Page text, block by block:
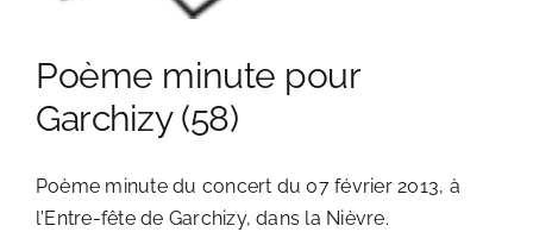
Poème minute pour
Garchizy (58)
Poème minute du concert du 07 février 2013, à
l'Entre-fête de Garchizy, dans la Nièvre.